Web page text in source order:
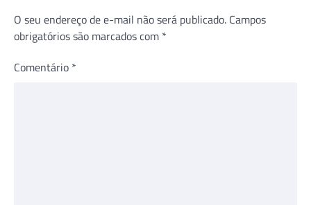
O seu endereço de e-mail não será publicado. Campos
obrigatórios são marcados com *
Comentário *